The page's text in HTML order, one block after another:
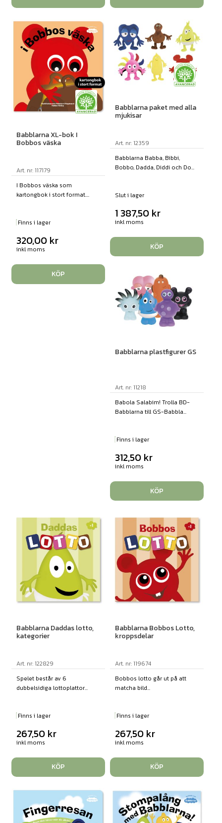
Babblarna XL-bok I
Bobbos väska
Art. nr: 117179
I Bobbos väska som
kartongbok i stort format....
Finns i lager
320,00 kr
inkl moms
KÖP
Babblarna paket med alla
mjukisar
Art. nr: 12359
Babblarna Babba, Bibbi,
Bobbo, Dadda, Diddi och Do...
Slut i lager
1 387,50 kr
inkl moms
KÖP
Babblarna plastfigurer GS
Art. nr: 11218
Babola Salabim! Trolla BD-
Babblarna till GS-Babbla...
Finns i lager
312,50 kr
inkl moms
KÖP
Babblarna Daddas lotto,
kategorier
Art. nr: 122829
Spelet består av 6
dubbelsidiga lottoplattor...
Finns i lager
267,50 kr
inkl moms
KÖP
Babblarna Bobbos Lotto,
kroppsdelar
Art. nr: 119674
Bobbos lotto går ut på att
matcha bild...
Finns i lager
267,50 kr
inkl moms
KÖP